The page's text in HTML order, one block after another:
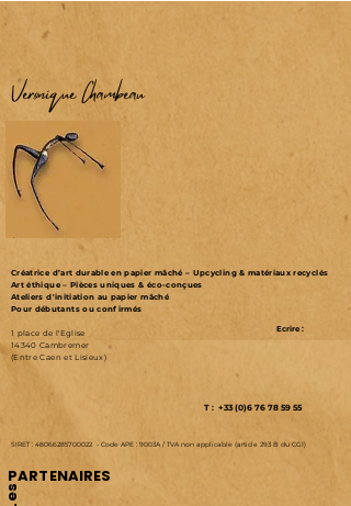
Véronique Chambeau
Créatrice d’art durable en papier mâché – Upcycling & matériaux recyclés
Art éthique – Pièces uniques & éco-conçues
Ateliers d'initiation au papier mâché
Pour débutants ou confirmés
1 place de l'Eglise
14340 Cambremer
(Entre Caen et Lisieux)
Ecrire :
SIRET : 48066285700022 - Code APE : 9003A / TVA non applicable (article 293 B du CGI)
T : +33 (0)6 76 78 59 55
Les
PARTENAIRES